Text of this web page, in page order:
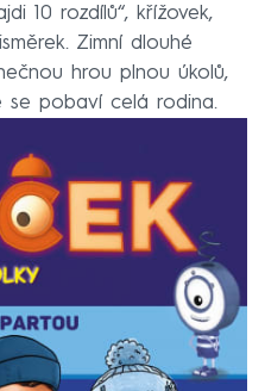
10 rozdílů“, křížovek,
Zimní dlouhé
hrou plnou úkolů,
se pobaví celá rodina.